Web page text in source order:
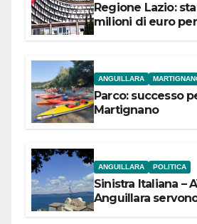
Regione Lazio:
milioni di euro
ANGUILLARA
Parco: successo
Martignano
ANGUILLARA POLITICA
Sinistra Italiana –
Anguillara